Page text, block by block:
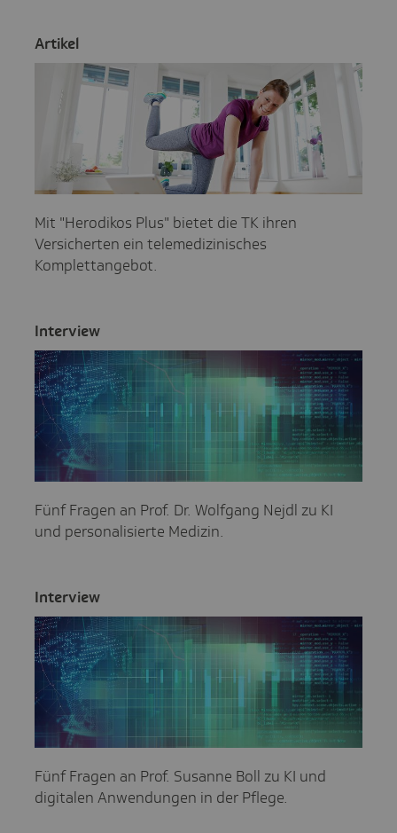
Artikel
Mit "Herodikos Plus" bietet die TK ihren
Versicherten ein telemedizinisches
Komplettangebot.
Inter­view
Fünf Fragen an Prof. Dr. Wolfgang Nejdl zu KI
und personalisierte Medizin.
Inter­view
Fünf Fragen an Prof. Susanne Boll zu KI und
digitalen Anwendungen in der Pflege.